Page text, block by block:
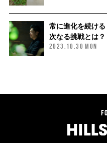
常に進化を続け
次なる挑戦とは？
2023.10.30 MON